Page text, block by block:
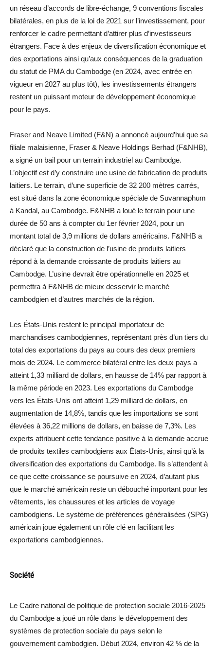
un réseau d’accords de libre-échange, 9 conventions fiscales
bilatérales, en plus de la loi de 2021 sur l’investissement, pour
renforcer le cadre permettant d’attirer plus d’investisseurs
étrangers. Face à des enjeux de diversification économique et
des exportations ainsi qu’aux conséquences de la graduation
du statut de PMA du Cambodge (en 2024, avec entrée en
vigueur en 2027 au plus tôt), les investissements étrangers
restent un puissant moteur de développement économique
pour le pays.
Fraser and Neave Limited (F&N) a annoncé aujourd’hui que sa
filiale malaisienne, Fraser & Neave Holdings Berhad (F&NHB),
a signé un bail pour un terrain industriel au Cambodge.
L’objectif est d’y construire une usine de fabrication de produits
laitiers. Le terrain, d’une superficie de 32 200 mètres carrés,
est situé dans la zone économique spéciale de Suvannaphum
à Kandal, au Cambodge. F&NHB a loué le terrain pour une
durée de 50 ans à compter du 1er février 2024, pour un
montant total de 3,9 millions de dollars américains. F&NHB a
déclaré que la construction de l’usine de produits laitiers
répond à la demande croissante de produits laitiers au
Cambodge. L’usine devrait être opérationnelle en 2025 et
permettra à F&NHB de mieux desservir le marché
cambodgien et d’autres marchés de la région.
Les États-Unis restent le principal importateur de
marchandises cambodgiennes, représentant près d’un tiers du
total des exportations du pays au cours des deux premiers
mois de 2024. Le commerce bilatéral entre les deux pays a
atteint 1,33 milliard de dollars, en hausse de 14% par rapport à
la même période en 2023. Les exportations du Cambodge
vers les États-Unis ont atteint 1,29 milliard de dollars, en
augmentation de 14,8%, tandis que les importations se sont
élevées à 36,22 millions de dollars, en baisse de 7,3%. Les
experts attribuent cette tendance positive à la demande accrue
de produits textiles cambodgiens aux États-Unis, ainsi qu’à la
diversification des exportations du Cambodge. Ils s’attendent à
ce que cette croissance se poursuive en 2024, d’autant plus
que le marché américain reste un débouché important pour les
vêtements, les chaussures et les articles de voyage
cambodgiens. Le système de préférences généralisées (SPG)
américain joue également un rôle clé en facilitant les
exportations cambodgiennes.
Société
Le Cadre national de politique de protection sociale 2016-2025
du Cambodge a joué un rôle dans le développement des
systèmes de protection sociale du pays selon le
gouvernement cambodgien. Début 2024, environ 42 % de la